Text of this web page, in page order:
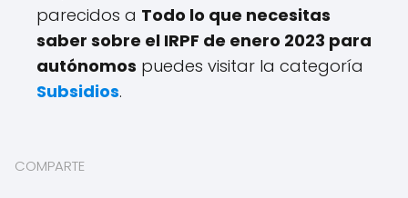
parecidos a Todo lo que necesitas
saber sobre el IRPF de enero 2023 para
autónomos puedes visitar la categoría
Subsidios.
COMPARTE